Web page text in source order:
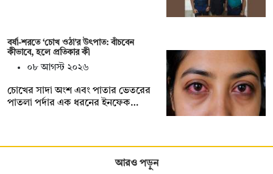
বর্ষা-শরতে ‘চোখ ওঠা’র উৎপাত: বাঁচবেন
কীভাবে, হলে প্রতিকার কী
০৮ আগস্ট ২০২৬
চোখের সাদা অংশ এবং পাতার ভেতরের
পাতলা পর্দার এক ধরনের ইনফেক…
আরও পড়ুন